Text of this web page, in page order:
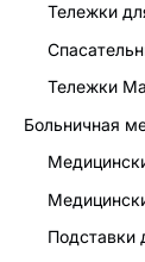
Тележки
Тележки
Больничная
Подставки